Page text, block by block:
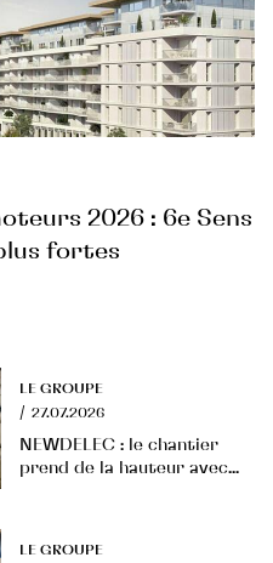
2026 : 6e Sens
fortes
LE GROUPE
/ 27.07.2026
NEWDELEC : le chantier
prend de la hauteur avec...
LE GROUPE